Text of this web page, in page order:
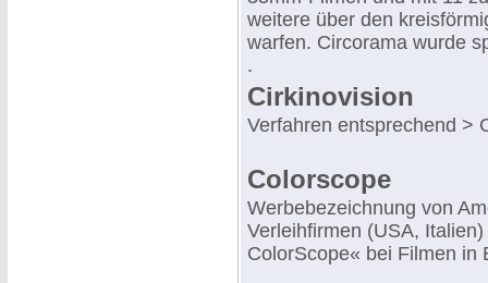
weitere über den
warfen. Circorama wurde
.
Cirkinovision
Verfahren entsprechend >
Colorscope
Werbebezeichnung von
Verleihfirmen (USA,
ColorScope« bei Filmen in